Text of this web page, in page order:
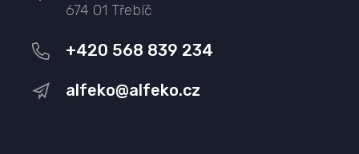
674 01 Třebíč
+420 568 839 234
alfeko@alfeko.cz